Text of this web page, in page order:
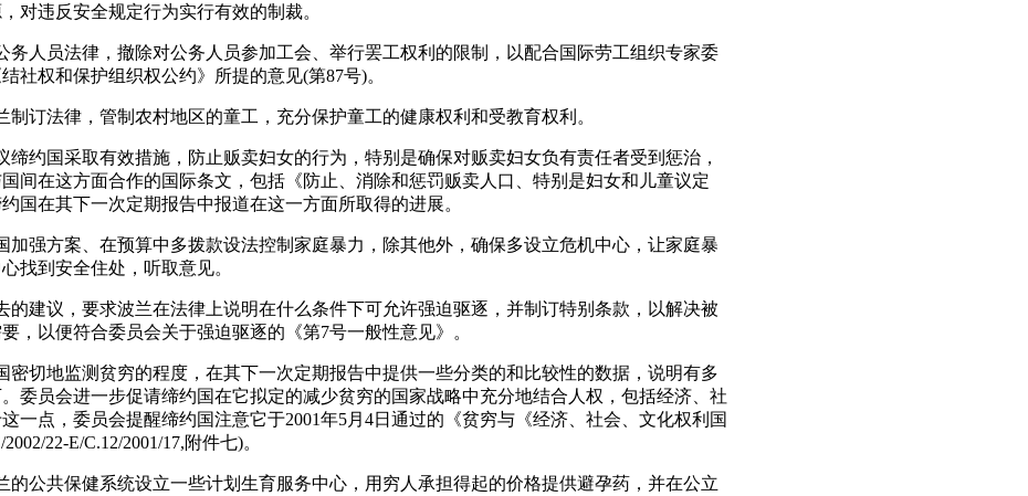
对违反安全规定行为实行有效的制裁。
务人员法律，撤除对公务人员参加工会、举行罢工权利的限制，以配合国际劳工组织专家委
社权和保护组织权公约》所提的意见(第87号)。
制订法律，管制农村地区的童工，充分保护童工的健康权利和受教育权利。
缔约国采取有效措施，防止贩卖妇女的行为，特别是确保对贩卖妇女负有责任者受到惩治，
间在这方面合作的国际条文，包括《防止、消除和惩罚贩卖人口、特别是妇女和儿童议定
国在其下一次定期报告中报道在这一方面所取得的进展。
加强方案、在预算中多拨款设法控制家庭暴力，除其他外，确保多设立危机中心，让家庭暴
找到安全住处，听取意见。
的建议，要求波兰在法律上说明在什么条件下可允许强迫驱逐，并制订特别条款，以解决被
，以便符合委员会关于强迫驱逐的《第7号一般性意见》。
密切地监测贫穷的程度，在其下一次定期报告中提供一些分类的和比较性的数据，说明有多
委员会进一步促请缔约国在它拟定的减少贫穷的国家战略中充分地结合人权，包括经济、社
一点，委员会提醒缔约国注意它于2001年5月4日通过的《贫穷与《经济、社会、文化权利国
22-E/C.12/2001/17,附件七)。
的公共保健系统设立一些计划生育服务中心，用穷人承担得起的价格提供避孕药，并在公立